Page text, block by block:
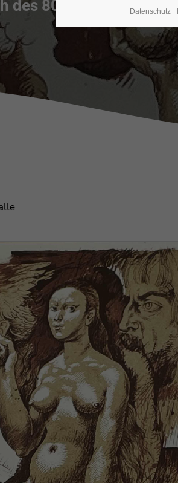
des 80. Geburtstags
Datenschutz